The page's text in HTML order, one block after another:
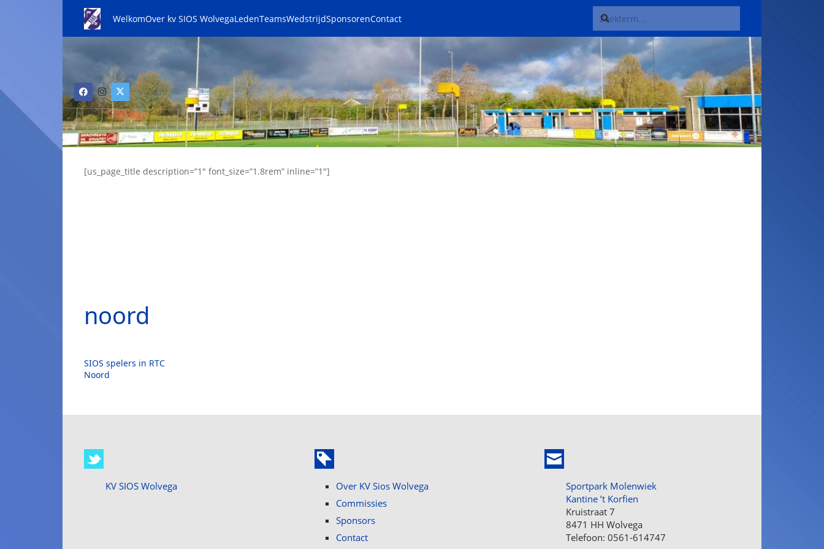
WelkomOver kv SIOS WolvegaLedenTeamsWedstrijdSponsorenContact
[us_page_title description=”1″ font_size=”1.8rem” inline=”1″]
noord
SIOS spelers in RTC
Noord
KV SIOS Wolvega
Over KV Sios Wolvega
Commissies
Sponsors
Contact
Sportpark Molenwiek
Kantine ’t Korfien
Kruistraat 7
8471 HH Wolvega
Telefoon: 0561-614747